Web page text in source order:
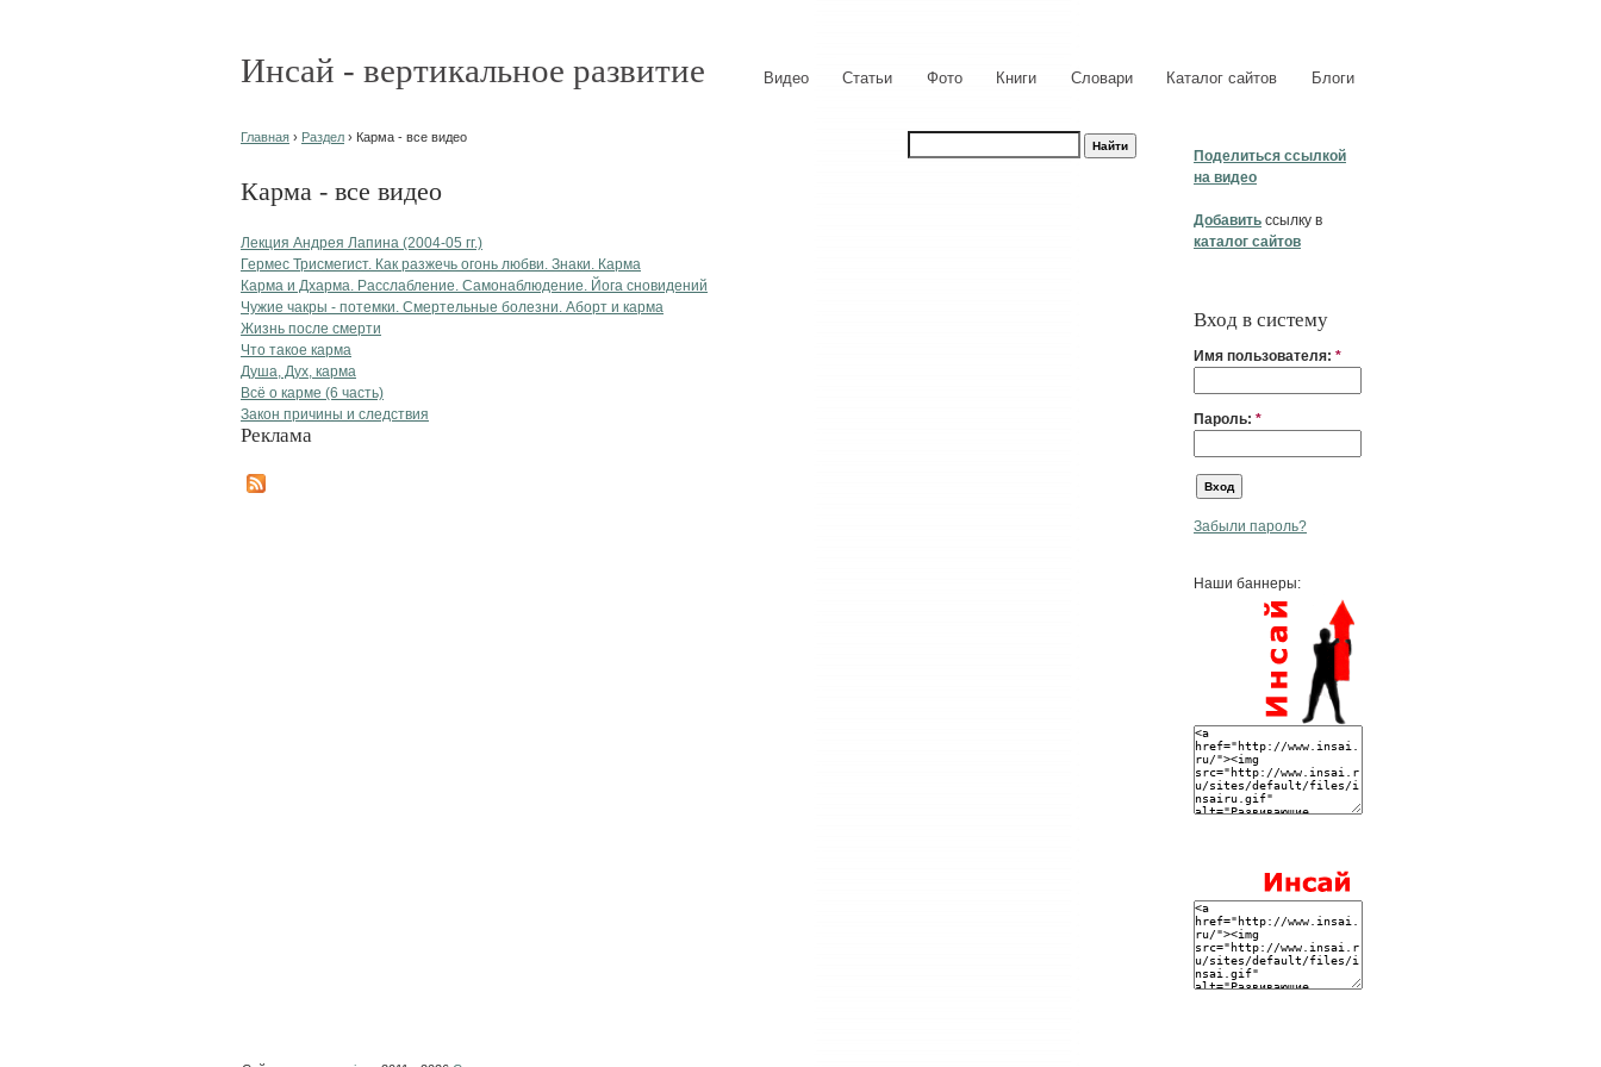
Инсай - вертикальное развитие Видео Статьи Фото Книги Словари Каталог сайтов Блоги
Поделиться ссылкой
на видео
Добавить ссылку в
каталог сайтов
Вход в систему
Имя пользователя: *
Пароль: *
Забыли пароль?
Наши баннеры:
Главная › Раздел › Карма - все видео
Карма - все видео
Лекция Андрея Лапина (2004-05 гг.)
Гермес Трисмегист. Как разжечь огонь любви. Знаки. Карма
Карма и Дхарма. Расслабление. Самонаблюдение. Йога сновидений
Чужие чакры - потемки. Смертельные болезни. Аборт и карма
Жизнь после смерти
Что такое карма
Душа, Дух, карма
Всё о карме (6 часть)
Закон причины и следствия
Реклама